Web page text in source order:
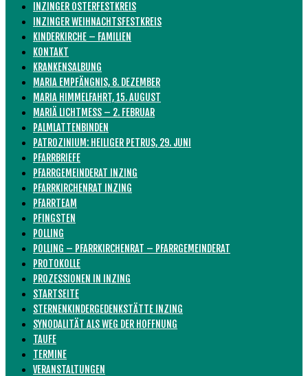
INZINGER OSTERFESTKREIS
INZINGER WEIHNACHTSFESTKREIS
KINDERKIRCHE – FAMILIEN
KONTAKT
KRANKENSALBUNG
MARIA EMPFÄNGNIS, 8. DEZEMBER
MARIA HIMMELFAHRT, 15. AUGUST
MARIÄ LICHTMESS – 2. FEBRUAR
PALMLATTENBINDEN
PATROZINIUM: HEILIGER PETRUS, 29. JUNI
PFARRBRIEFE
PFARRGEMEINDERAT INZING
PFARRKIRCHENRAT INZING
PFARRTEAM
PFINGSTEN
POLLING
POLLING – PFARRKIRCHENRAT – PFARRGEMEINDERAT
PROTOKOLLE
PROZESSIONEN IN INZING
STARTSEITE
STERNENKINDERGEDENKSTÄTTE INZING
SYNODALITÄT ALS WEG DER HOFFNUNG
TAUFE
TERMINE
VERANSTALTUNGEN